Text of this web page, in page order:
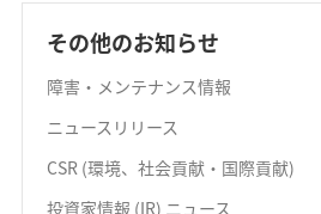
その他のお知らせ
障害・メンテナンス情報
ニュースリリース
CSR (環境、社会貢献・国際貢献)
投資家情報 (IR) ニュース